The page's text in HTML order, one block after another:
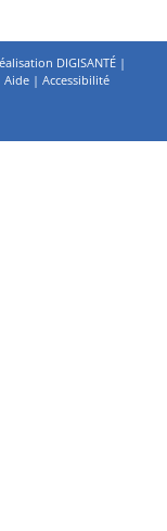
DIGISANTÉ |
Aide| Accessibilité